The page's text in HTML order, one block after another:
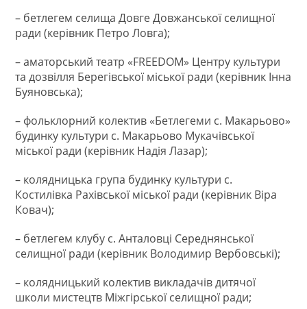
– бетлегем селища Довге Довжанської селищної
ради (керівник Петро Ловга);
– аматорський театр «FREEDOM» Центру культури
та дозвілля Берегівської міської ради (керівник Інна
Буяновська);
– фольклорний колектив «Бетлегеми с. Макарьово»
будинку культури с. Макарьово Мукачівської
міської ради (керівник Надія Лазар);
– колядницька група будинку культури с.
Костилівка Рахівської міської ради (керівник Віра
Ковач);
– бетлегем клубу с. Анталовці Середнянської
селищної ради (керівник Володимир Вербовські);
– колядницький колектив викладачів дитячої
школи мистецтв Міжгірської селищної ради;